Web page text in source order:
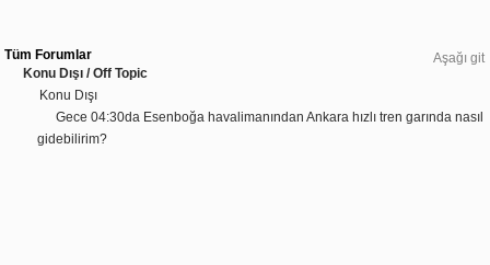
Aşağı git
Tüm Forumlar
Konu Dışı / Off Topic
Konu Dışı
Gece 04:30da Esenboğa havalimanından Ankara hızlı tren garında nasıl
gidebilirim?